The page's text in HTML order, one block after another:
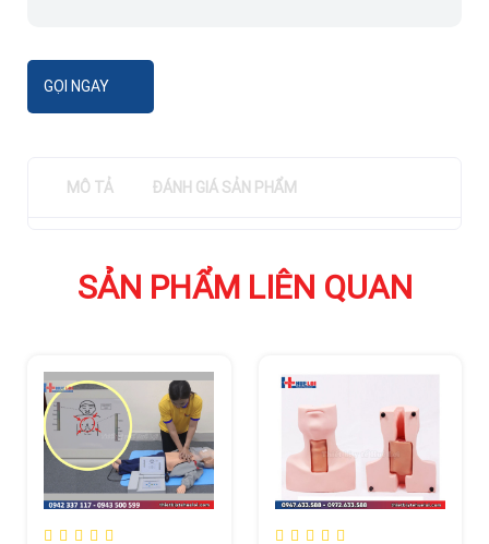
GỌI NGAY
MÔ TẢ ĐÁNH GIÁ SẢN PHẨM
SẢN PHẨM LIÊN QUAN